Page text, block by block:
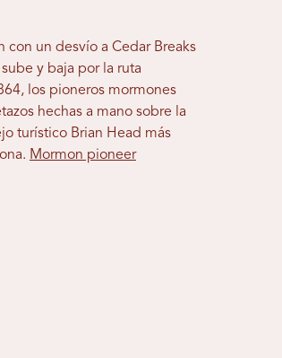
con un desvío a Cedar Breaks
y baja por la ruta
los pioneros mormones
hechas a mano sobre la
turístico Brian Head más
Mormon pioneer